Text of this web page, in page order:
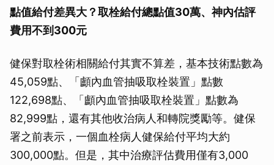
點值給付差異大？取栓給付總點值30萬、神內估評
費用不到300元
健保對取栓術相關給付其實不算差，基本技術點數為
45,059點、「顱內血管抽吸取栓裝置」點數
122,698點、「顱內血管抽吸取栓裝置」點數為
82,999點，還有其他收治病人和轉院獎勵等。健保
署之前表示，一個血栓病人健保給付平均大約
300,000點。但是，其中治療評估費用僅有3,000